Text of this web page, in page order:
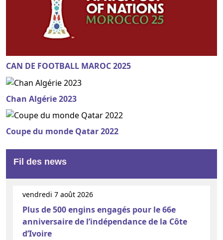
CAN DE FOOTBALL MAROC 2025
Chan Algérie 2023
Coupe du monde Qatar 2022
Fil des news
vendredi 7 août 2026
Plus de 500 engins engagés pour le 66e
anniversaire de l’indépendance de la Côte
d’Ivoire